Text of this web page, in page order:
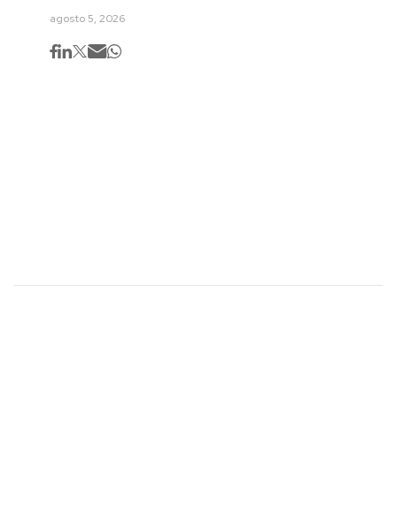
agosto 5, 2026